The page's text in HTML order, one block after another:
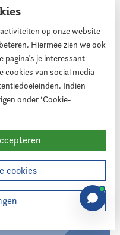
(1)
(136)
(5)
dit thema
op onze website
Hiermee zien we ook
pagina’s je interessant
cookies van social media
Indien
onder ‘Cookie-
cookies